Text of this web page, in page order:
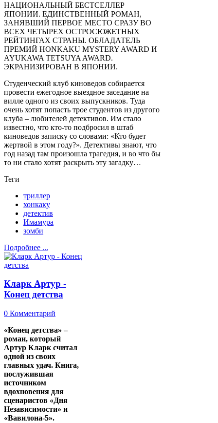
НАЦИОНАЛЬНЫЙ БЕСТСЕЛЛЕР
ЯПОНИИ. ЕДИНСТВЕННЫЙ РОМАН,
ЗАНЯВШИЙ ПЕРВОЕ МЕСТО СРАЗУ ВО
ВСЕХ ЧЕТЫРЕХ ОСТРОСЮЖЕТНЫХ
РЕЙТИНГАХ СТРАНЫ. ОБЛАДАТЕЛЬ
ПРЕМИЙ HONKAKU MYSTERY AWARD И
AYUKAWA TETSUYA AWARD.
ЭКРАНИЗИРОВАН В ЯПОНИИ.
Студенческий клуб киноведов собирается
провести ежегодное выездное заседание на
вилле одного из своих выпускников. Туда
очень хотят попасть трое студентов из другого
клуба – любителей детективов. Им стало
известно, что кто-то подбросил в штаб
киноведов записку со словами: «Кто будет
жертвой в этом году?». Детективы знают, что
год назад там произошла трагедия, и во что бы
то ни стало хотят раскрыть эту загадку…
Теги
триллер
хонкаку
детектив
Имамура
зомби
Подробнее ...
Кларк Артур -
Конец детства
0 Комментарий
«Конец детства» –
роман, который
Артур Кларк считал
одной из своих
главных удач. Книга,
послужившая
источником
вдохновения для
сценаристов «Дня
Независимости» и
«Вавилона-5».